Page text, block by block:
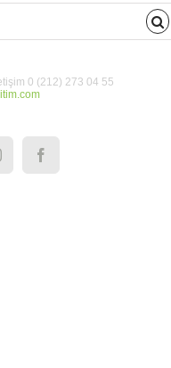
0 (212) 273 04 55
Facebook